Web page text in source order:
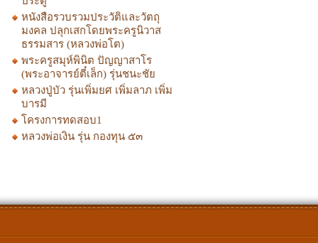
หนังสือรวบรวมประวัติและวัตถุ
มงคล ปลุกเสกโดยพระครูนิวาส
ธรรมสาร (หลวงพ่อโต)
พระครูสมุห์พินิต ปัญญาสาโร
(พระอาจารย์ตี๋เล็ก) รุ่นชนะชัย
หลวงปู่บัว รุ่นเพิ่มยศ เพิ่มลาภ เพิ่ม
บารมี
โครงการทดสอบ1
หลวงพ่อเงิน รุ่น กองทุน ๕๓